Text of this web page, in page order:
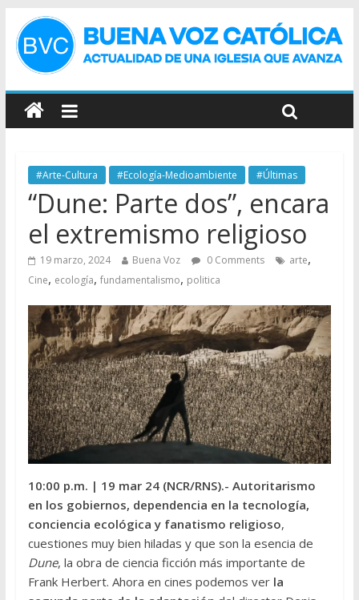
#Arte-Cultura #Ecología-Medioambiente #Últimas
“Dune: Parte dos”, encara
el extremismo religioso
19 marzo, 2024 Buena Voz 0 Comments arte,
Cine, ecología, fundamentalismo, politica
10:00 p.m. | 19 mar 24 (NCR/RNS).- Autoritarismo
en los gobiernos, dependencia en la tecnología,
conciencia ecológica y fanatismo religioso,
cuestiones muy bien hiladas y que son la esencia de
Dune, la obra de ciencia ficción más importante de
Frank Herbert. Ahora en cines podemos ver la